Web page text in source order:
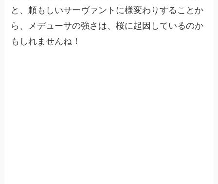
と、頼もしいサーヴァントに様変わりすることか
ら、メデューサの強さは、桜に起因しているのか
もしれませんね！